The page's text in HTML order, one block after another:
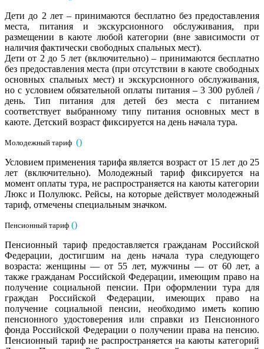
Дети до 2 лет – принимаются бесплатно без предоставления
места, питания и экскурсионного обслуживания, при
размещении в каюте любой категории (вне зависимости от
наличия фактически свободных спальных мест).
Дети от 2 до 5 лет (включительно) – принимаются бесплатно
без предоставления места (при отсутствии в каюте свободных
основных спальных мест) и экскурсионного обслуживания,
но с условием обязательной оплаты питания – 3 300 рублей /
день. Тип питания для детей без места с питанием
соответствует выбранному типу питания основных мест в
каюте. Детский возраст фиксируется на день начала тура.
Молодежный тариф ()
Условием применения тарифа является возраст от 15 лет до 25
лет (включительно). Молодежный тариф фиксируется на
момент оплаты тура, не распространяется на каюты категории
Люкс и Полулюкс. Рейсы, на которые действует молодежный
тариф, отмечены специальным значком.
Пенсионный тариф ()
Пенсионный тариф предоставляется гражданам Российской
Федерации, достигшим на день начала тура следующего
возраста: женщины — от 55 лет, мужчины — от 60 лет, а
также гражданам Российской Федерации, имеющим право на
получение социальной пенсии. При оформлении тура для
граждан Российской Федерации, имеющих право на
получение социальной пенсии, необходимо иметь копию
пенсионного удостоверения или справки из Пенсионного
фонда Российской Федерации о получении права на пенсию.
Пенсионный тариф не распространяется на каюты категорий